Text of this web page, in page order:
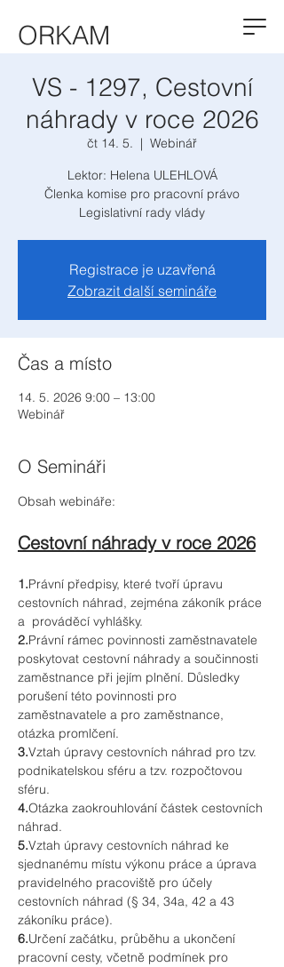
ORKAM
VS - 1297, Cestovní
náhrady v roce 2026
čt 14. 5.
  |
Webinář
Lektor: Helena ULEHLOVÁ
Členka komise pro pracovní právo
Legislativní rady vlády
Registrace je uzavřená
Zobrazit další semináře
Čas a místo
14. 5. 2026 9:00 – 13:00
Webinář
O Semináři
Obsah webináře:
Cestovní náhrady v roce 2026
1.Právní předpisy, které tvoří úpravu
cestovních náhrad, zejména zákoník práce
a  prováděcí vyhlášky.
2.Právní rámec povinnosti zaměstnavatele
poskytovat cestovní náhrady a součinnosti
zaměstnance při jejím plnění. Důsledky
porušení této povinnosti pro
zaměstnavatele a pro zaměstnance,
otázka promlčení.
3.Vztah úpravy cestovních náhrad pro tzv.
podnikatelskou sféru a tzv. rozpočtovou
sféru.
4.Otázka zaokrouhlování částek cestovních
náhrad.
5.Vztah úpravy cestovních náhrad ke
sjednanému místu výkonu práce a úprava
pravidelného pracoviště pro účely
cestovních náhrad (§ 34, 34a, 42 a 43
zákoníku práce).
6.Určení začátku, průběhu a ukončení
pracovní cesty, včetně podmínek pro